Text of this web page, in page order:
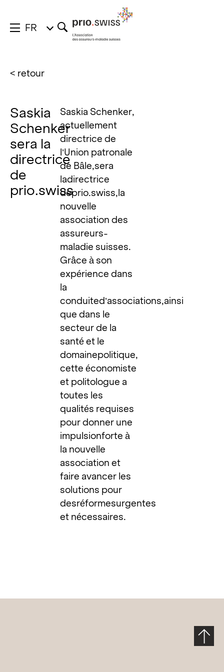
FR
< retour
Saskia
Schenker
sera la
directrice
de
prio.swiss
Saskia Schenker,
actuellement
directrice de
l’Union patronale
de Bâle,sera
ladirectrice
deprio.swiss,la
nouvelle
association des
assureurs-
maladie suisses.
Grâce à son
expérience dans
la
conduited’associations,ainsi
que dans le
secteur de la
santé et le
domainepolitique,
cette économiste
et politologue a
toutes les
qualités requises
pour donner une
impulsionforte à
la nouvelle
association et
faire avancer les
solutions pour
desréformesurgentes
et nécessaires.